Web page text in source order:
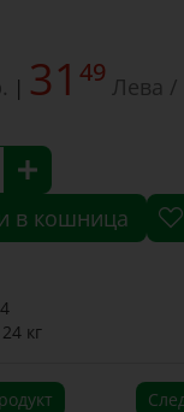
| 31 49 Лева /
в кошница
кг